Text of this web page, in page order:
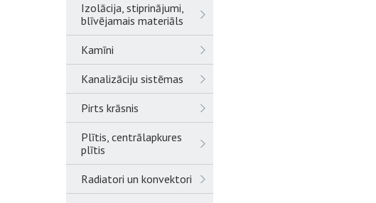
Izolācija, stiprinājumi,
blīvējamais materiāls
Kamīni
Kanalizāciju sistēmas
Pirts krāsnis
Plītis, centrālapkures
plītis
Radiatori un konvektori